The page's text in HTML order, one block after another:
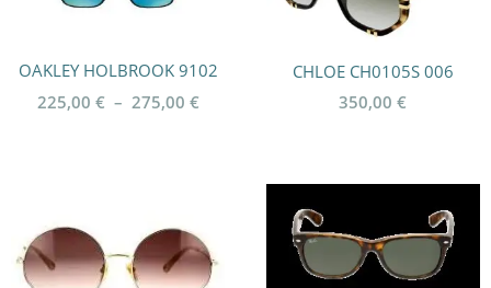
OAKLEY HOLBROOK 9102
225,00 € – 275,00 €Plage
275,00 €
CHLOE CH0105S 006
350,00€